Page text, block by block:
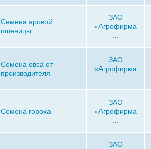
Семена яровой
пшеницы
ЗАО
«Агрофирма
Семена овса от
производителя
ЗАО
«Агрофирма
Семена гороха
ЗАО
«Агрофирма
ЗАО